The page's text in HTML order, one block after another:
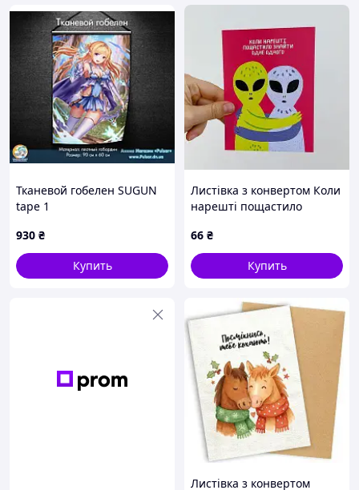
Тканевой гобелен SUGUN
tape 1
930 ₴
Купить
Листівка з конвертом Коли
нарешті пощастило
66 ₴
Купить
Листівка з конвертом